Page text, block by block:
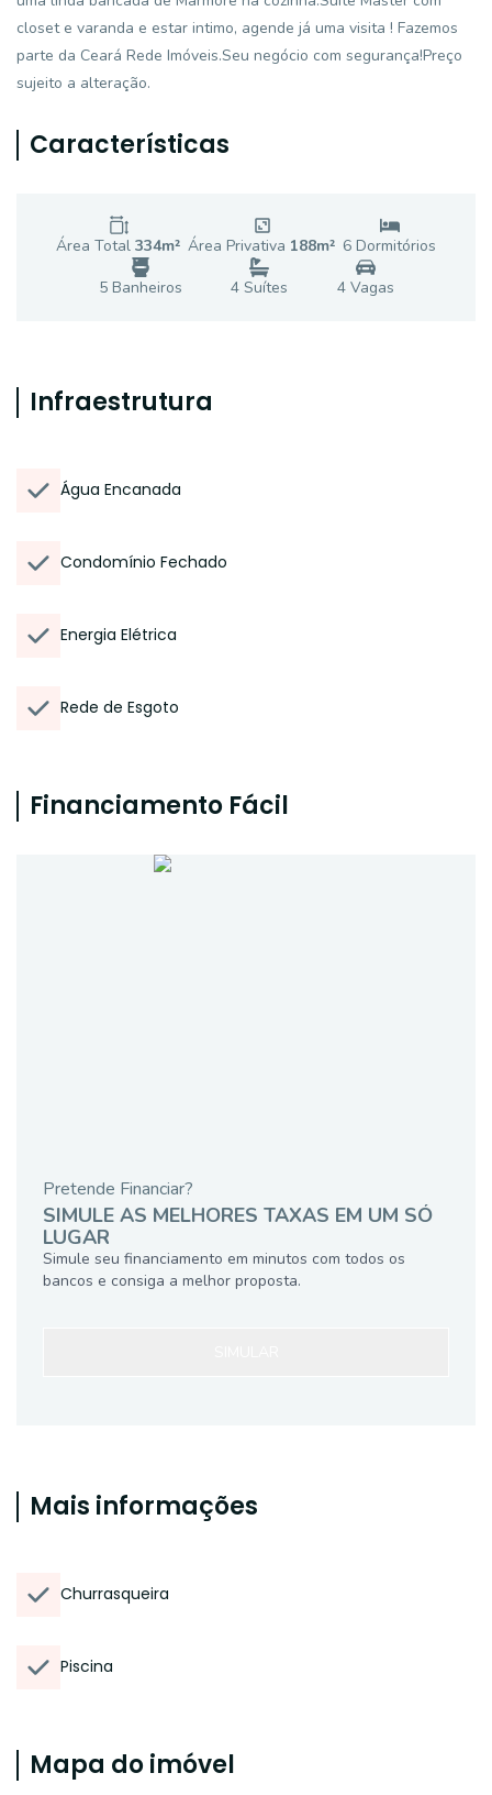
closet e varanda e estar intimo, agende já uma visita ! Fazemos
parte da Ceará Rede Imóveis.Seu negócio com segurança!Preço
sujeito a alteração.
Características
Área Total 334m² Área Privativa 188m² 6 Dormitórios
5Banheiros 4 Suítes 4Vagas
Infraestrutura
Água Encanada
Condomínio Fechado
Energia Elétrica
Rede de Esgoto
Financiamento Fácil
Pretende Financiar?
SIMULE AS MELHORES TAXAS EM UM SÓ
LUGAR
Simule seu financiamento em minutos com todos os
bancos e consiga a melhor proposta.
Mais informações
Churrasqueira
Piscina
Mapa do imóvel